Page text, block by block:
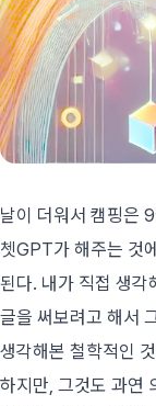
날이 더워서 캠핑은
쳇GPT가 해주는 것
된다. 내가 직접 생각
글을 써보려고 해서
생각해본 철학적인
하지만, 그것도 과연